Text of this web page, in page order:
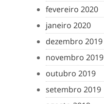
fevereiro 2020
janeiro 2020
dezembro 2019
novembro 2019
outubro 2019
setembro 2019